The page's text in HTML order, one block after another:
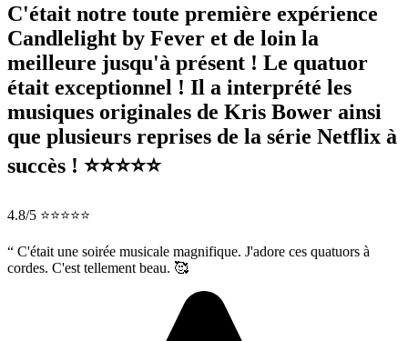
C'était notre toute première expérience
Candlelight by Fever et de loin la
meilleure jusqu'à présent ! Le quatuor
était exceptionnel ! Il a interprété les
musiques originales de Kris Bower ainsi
que plusieurs reprises de la série Netflix à
succès ! ⭐️⭐️⭐️⭐️⭐️
4.8/5 ⭐⭐⭐⭐⭐
“ C'était une soirée musicale magnifique. J'adore ces quatuors à
cordes. C'est tellement beau. 🥰